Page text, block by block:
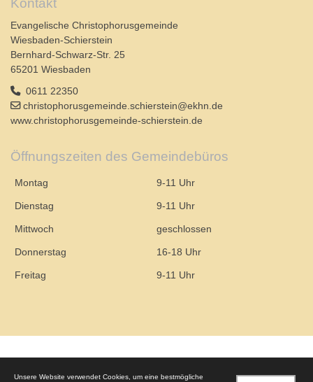
Kontakt
Evangelische Christophorusgemeinde
Wiesbaden-Schierstein
Bernhard-Schwarz-Str. 25
65201 Wiesbaden
0611 22350
christophorusgemeinde.schierstein@ekhn.de
www.christophorusgemeinde-schierstein.de
Öffnungszeiten des Gemeindebüros
Montag 9-11 Uhr
Dienstag 9-11 Uhr
Mittwoch geschlossen
Donnerstag 16-18 Uhr
Freitag 9-11 Uhr
© 2026 – Evangelische Christophorusgemeinde Wiesbaden-Schierstein
Unsere Website verwendet Cookies, um eine bestmögliche